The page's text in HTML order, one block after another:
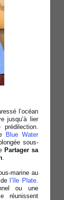
l’océan
jusqu’à lier
Blue Water
sous-
Partager sa
marine au
del’île Plate.
ou une
réunissent